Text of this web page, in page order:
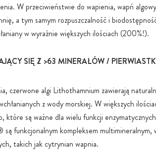
GMO,
stosujemy
W przeciwieństwie do wapienia, wapń
a tym samym rozpuszczalność i
w wyraźnie większych ilościach (200%!).
SIĘ Z >63 MINERAŁÓW /
czerwone algi Lithothamnium zawierają
z wody morskiej. W większych
które są ważne dla wielu funkcji
funkcjonalnym kompleksem multimineralnym,
takich jak cytrynian wapnia.